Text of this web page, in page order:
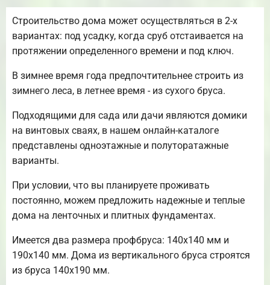
Строительство дома может осуществляться в 2-х
вариантах: под усадку, когда сруб отстаивается на
протяжении определенного времени и под ключ.
В зимнее время года предпочтительнее строить из
зимнего леса, в летнее время - из сухого бруса.
Подходящими для сада или дачи являются домики
на винтовых сваях, в нашем онлайн-каталоге
представлены одноэтажные и полуторатажные
варианты.
При условии, что вы планируете проживать
постоянно, можем предложить надежные и теплые
дома на ленточных и плитных фундаментах.
Имеется два размера профбруса: 140х140 мм и
190х140 мм. Дома из вертикального бруса строятся
из бруса 140х190 мм.